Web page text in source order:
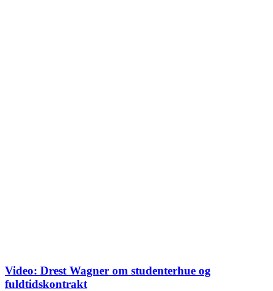
Video: Drest Wagner om studenterhue og
fuldtidskontrakt